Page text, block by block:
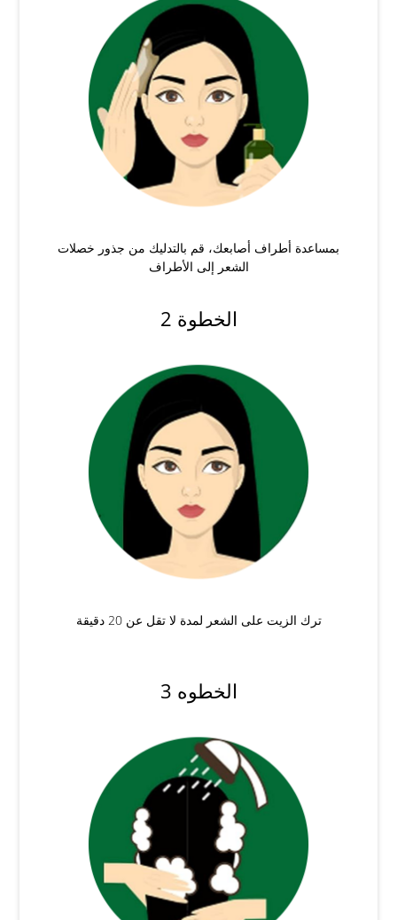
بمساعدة أطراف أصابعك، قم بالتدليك من جذور خصلات
الشعر إلى الأطراف
الخطوة 2
ترك الزيت على الشعر لمدة لا تقل عن 20 دقيقة
الخطوه 3